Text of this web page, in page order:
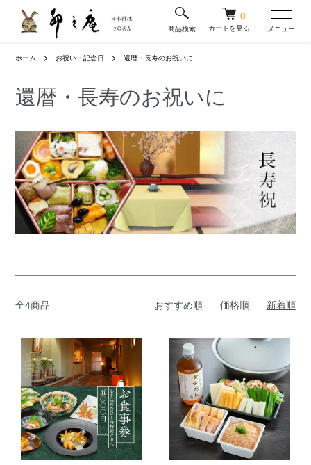
商品検索 カートを見る
0
メニュー
ホーム お祝い・記念日 還暦・長寿のお祝いに
還暦・長寿のお祝いに
全4商品 おすすめ順 価格順 新着順